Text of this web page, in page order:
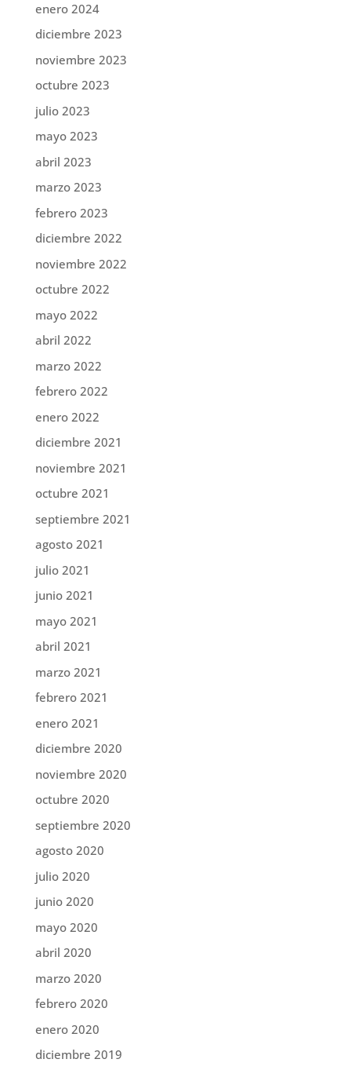
enero 2024
diciembre 2023
noviembre 2023
octubre 2023
julio 2023
mayo 2023
abril 2023
marzo 2023
febrero 2023
diciembre 2022
noviembre 2022
octubre 2022
mayo 2022
abril 2022
marzo 2022
febrero 2022
enero 2022
diciembre 2021
noviembre 2021
octubre 2021
septiembre 2021
agosto 2021
julio 2021
junio 2021
mayo 2021
abril 2021
marzo 2021
febrero 2021
enero 2021
diciembre 2020
noviembre 2020
octubre 2020
septiembre 2020
agosto 2020
julio 2020
junio 2020
mayo 2020
abril 2020
marzo 2020
febrero 2020
enero 2020
diciembre 2019